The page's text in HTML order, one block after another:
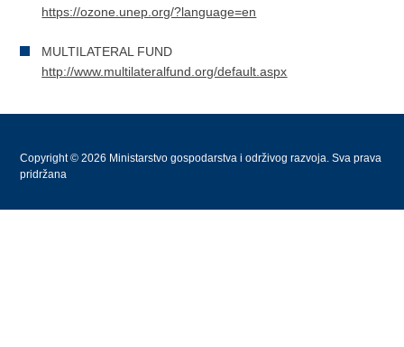
https://ozone.unep.org/?language=en
MULTILATERAL FUND
http://www.multilateralfund.org/default.aspx
Copyright © 2026 Ministarstvo gospodarstva i održivog razvoja. Sva prava
pridržana